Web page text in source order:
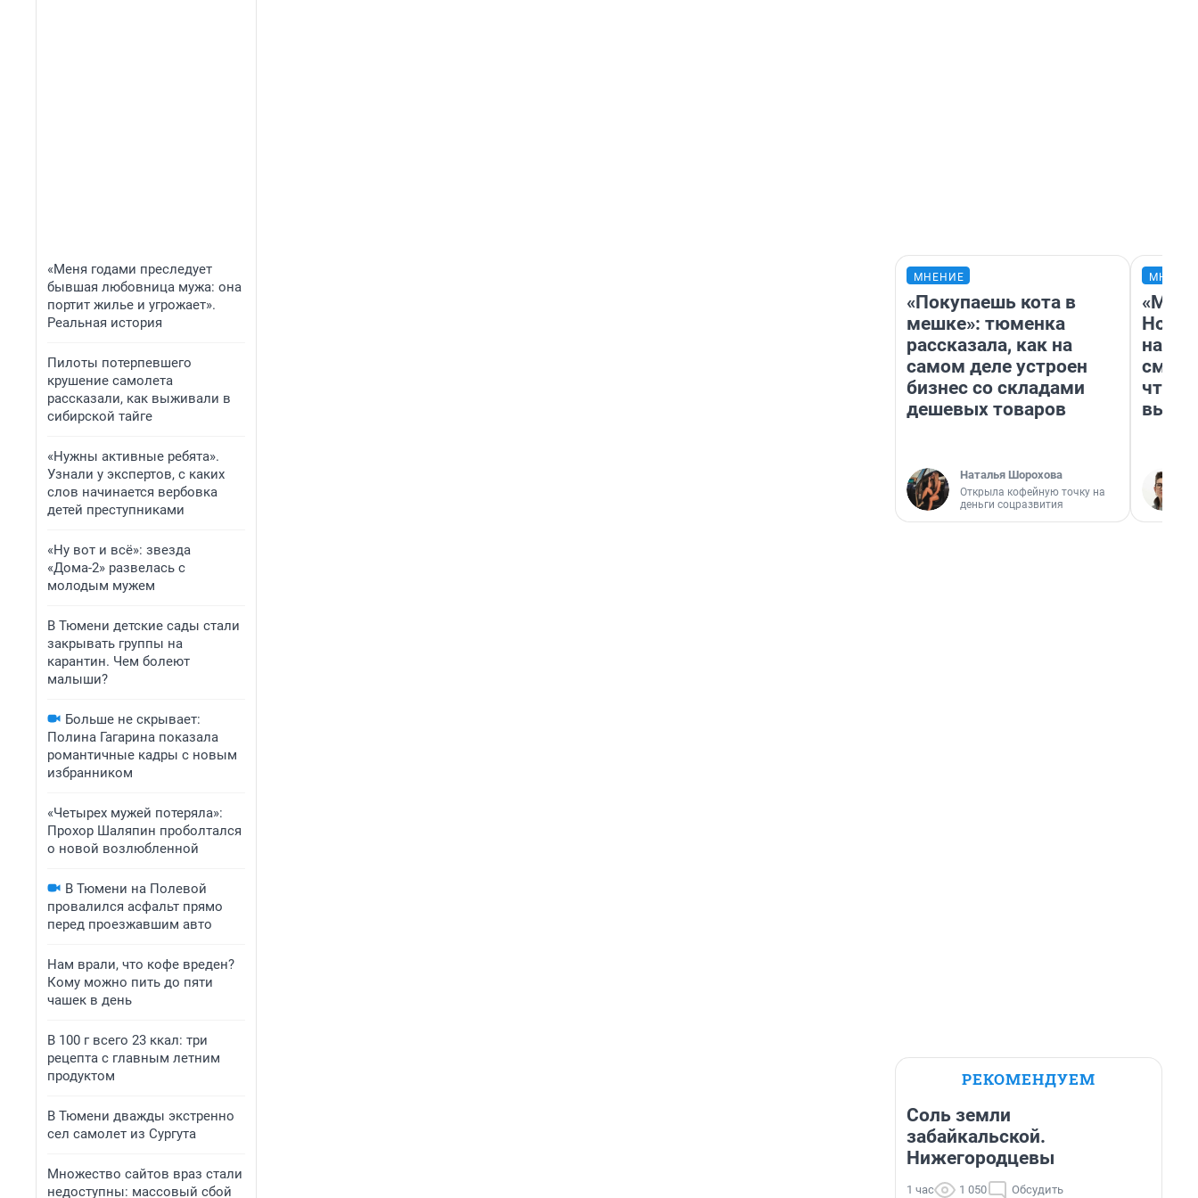
«Меня годами преследует
бывшая любовница мужа: она
портит жилье и угрожает».
Реальная история
Пилоты потерпевшего
крушение самолета
рассказали, как выживали в
сибирской тайге
«Нужны активные ребята».
Узнали у экспертов, с каких
слов начинается вербовка
детей преступниками
«Ну вот и всё»: звезда
«Дома-2» развелась с
молодым мужем
В Тюмени детские сады стали
закрывать группы на
карантин. Чем болеют
малыши?
Больше не скрывает:
Полина Гагарина показала
романтичные кадры с новым
избранником
«Четырех мужей потеряла»:
Прохор Шаляпин проболтался
о новой возлюбленной
В Тюмени на Полевой
провалился асфальт прямо
перед проезжавшим авто
Нам врали, что кофе вреден?
Кому можно пить до пяти
чашек в день
В 100 г всего 23 ккал: три
рецепта с главным летним
продуктом
В Тюмени дважды экстренно
сел самолет из Сургута
Множество сайтов враз стали
недоступны: массовый сбой
МНЕНИЕ
«Покупаешь кота в
мешке»: тюменка
рассказала, как на
самом деле устроен
бизнес со складами
дешевых товаров
Наталья Шорохова
Открыла кофейную точку на
деньги соцразвития
«Мы
РЕКОМЕНДУЕМ
Соль земли
забайкальской.
Нижегородцевы
1 час 1 050 Обсудить